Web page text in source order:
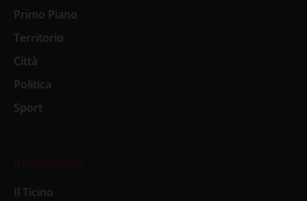
Primo Piano
Territorio
Città
Politica
Sport
Il settimanale
Il Ticino